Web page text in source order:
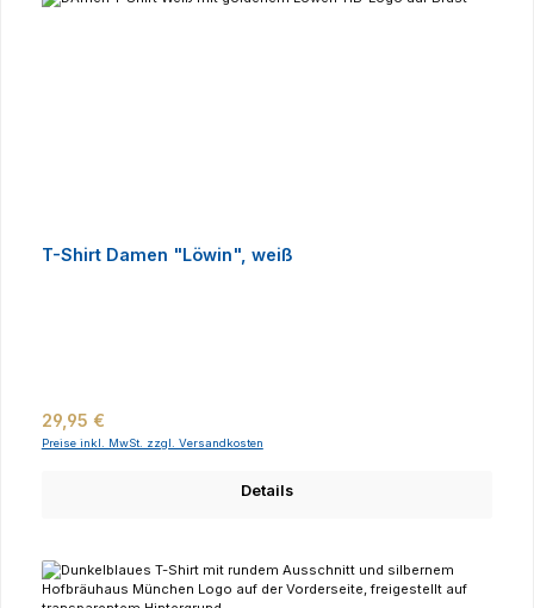
T-Shirt Damen "Löwin", weiß
Regulärer Preis:
29,95 €
Preise inkl. MwSt. zzgl. Versandkosten
Details